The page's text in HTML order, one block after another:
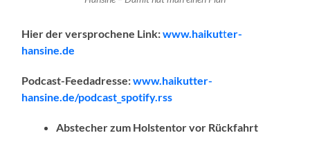
Hier der versprochene Link:www.haikutter-
hansine.de
Podcast-Feedadresse:www.haikutter-
hansine.de/podcast_spotify.rss
Abstecher zum Holstentor vor Rückfahrt